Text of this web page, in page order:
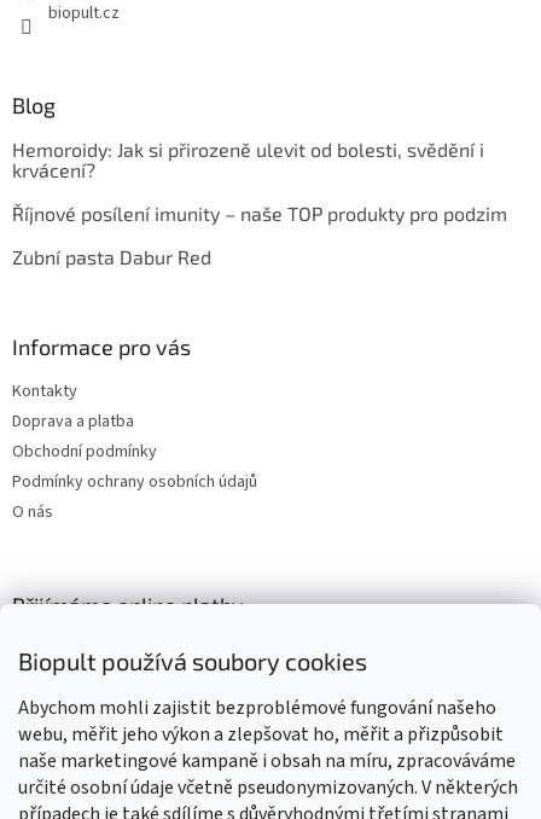
Biopult používá soubory cookies
Abychom mohli zajistit bezproblémové fungování našeho
webu, měřit jeho výkon a zlepšovat ho, měřit a přizpůsobit
naše marketingové kampaně i obsah na míru, zpracováváme
určité osobní údaje včetně pseudonymizovaných. V některých
biopult.cz
Blog
Hemoroidy: Jak si přirozeně ulevit od bolesti, svědění i
krvácení?
Říjnové posílení imunity – naše TOP produkty pro podzim
Zubní pasta Dabur Red
Informace pro vás
Kontakty
Doprava a platba
Obchodní podmínky
Podmínky ochrany osobních údajů
O nás
Přijímáme online platby
Výrobky označené BIO jsou certifikované kontrolní organizací CZ-
BIO-003